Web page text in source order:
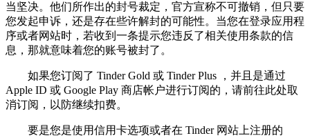
当坚决。他们所作出的封号裁定，官方宣称不可撤销，但只要
您发起申诉，还是存在些许解封的可能性。当您在登录应用程
序或者网站时，若收到一条提示您违反了相关使用条款的信
息，那就意味着您的账号被封了。
如果您订阅了 Tinder Gold 或 Tinder Plus ，并且是通过
Apple ID 或 Google Play 商店帐户进行订阅的，请前往此处取
消订阅，以防继续扣费。
要是您是使用信用卡选项或者在 Tinder 网站上注册的